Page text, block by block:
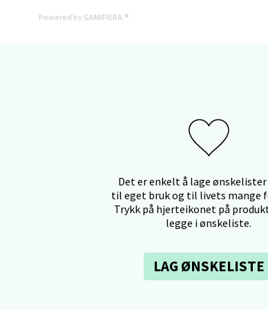
Powered by GAMIFIERA.®
Det er enkelt å lage ønskelister
til eget bruk og til livets mange
Trykk på hjerteikonet på
legge i ønskeliste.
LAG ØNSKELISTE